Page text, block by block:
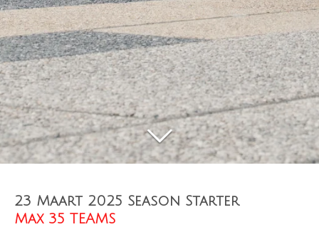
23 Maart 2025 Season Starter
Max 35 TEAMS